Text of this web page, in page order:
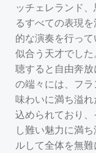
ッチェレランド
るすべての表現
的な演奏を行っ
似合う天才でし
聴すると自由奔
の端々には、フ
味わいに満ち溢
込められており
し難い魅力に満
ルして全体を無